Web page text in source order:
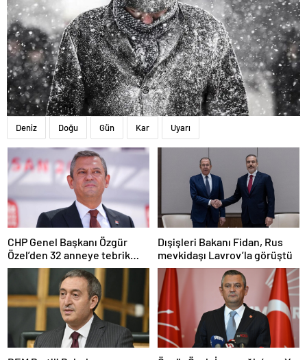
Deniz Doğu Gün Kar Uyarı
CHP Genel Başkanı Özgür
Özel’den 32 anneye tebrik
telefonu
Dışişleri Bakanı Fidan, Rus
mevkidaşı Lavrov’la görüştü